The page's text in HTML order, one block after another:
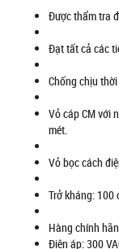
Được thẩm tra
Đạt tất cả các
Chống chịu
Vỏ cáp CM với
mét.
Vỏ bọc cách
Trở kháng: 100
Hàng chính
Điện áp: 300